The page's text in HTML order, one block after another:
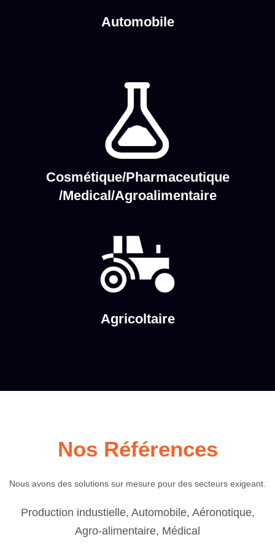
Automobile
Cosmétique/Pharmaceutique
/Medical/Agroalimentaire
Agricoltaire
Nos Références
Nous avons des solutions sur mesure pour des secteurs exigeant.
Production industielle, Automobile, Aéronotique,
Agro-alimentaire, Médical